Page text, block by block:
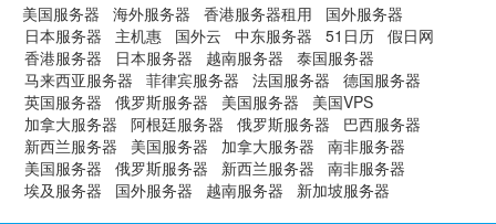
美国服务器 海外服务器 香港服务器租用
国外服务器
日本服务器
主机惠 国外云 中东服务器 51日历 假日网
香港服务器
日本服务器 越南服务器
泰国服务器
马来西亚服务器
菲律宾服务器 法国服务器
德国服务器
英国服务器
俄罗斯服务器 美国服务器
美国VPS
加拿大服务器
阿根廷服务器 俄罗斯服务器
巴西服务器
新西兰服务器
美国服务器 加拿大服务器
南非服务器
美国服务器
俄罗斯服务器 新西兰服务器
南非服务器
埃及服务器
国外服务器 越南服务器 新加坡服务器